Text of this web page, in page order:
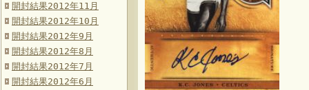
開封結果2012年11月
開封結果2012年10月
開封結果2012年9月
開封結果2012年8月
開封結果2012年7月
開封結果2012年6月